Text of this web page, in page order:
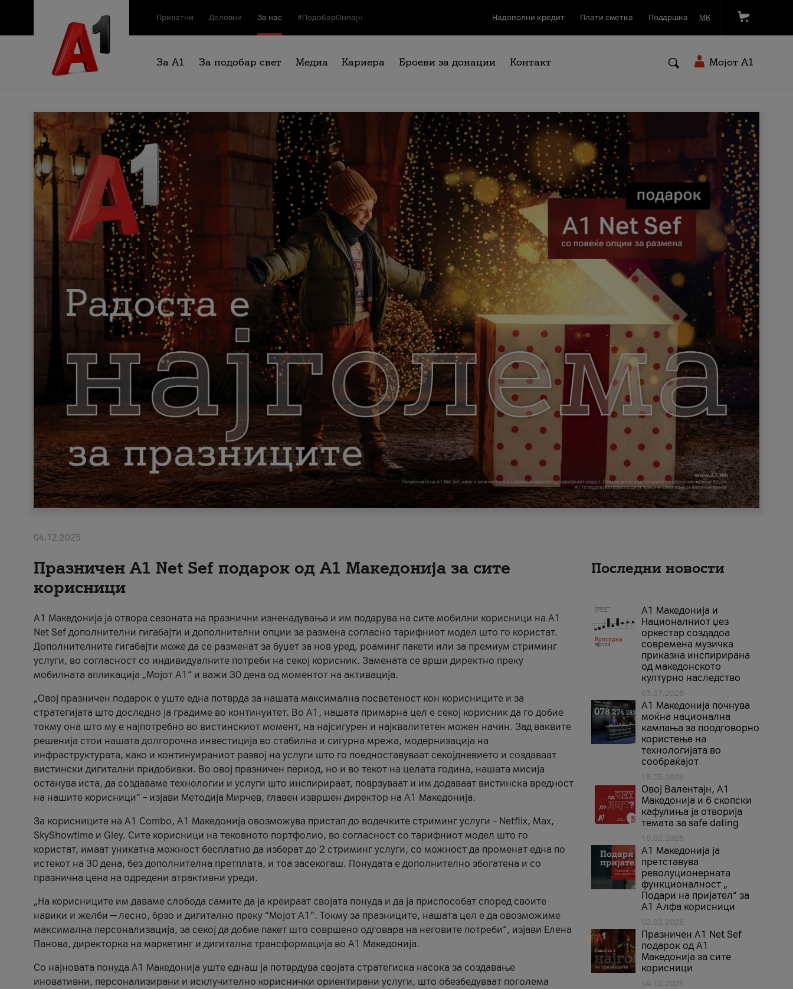
Приватни Деловни За нас #ПодобарОнлајн Надополни кредит Плати сметка Поддршка МК
За А1 За подобар свет Медиа Кариера Броеви за донации Контакт Мојот A1
04.12.2025
Празничен A1 Net Sеf подарок од А1 Македонија за сите
корисници
А1 Македонија ја отвора сезоната на празнични изненадувања и им подарува на сите мобилни корисници на A1
Net Sef дополнителни гигабајти и дополнителни опции за размена согласно тарифниот модел што го користат.
Дополнителните гигабајти може да се разменат за буџет за нов уред, роаминг пакети или за премиум стриминг
услуги, во согласност со индивидуалните потреби на секој корисник. Замената се врши директно преку
мобилната апликација „Мојот А1“ и важи 30 дена од моментот на активација.
„Овој празничен подарок е уште една потврда за нашата максимална посветеност кон корисниците и за
стратегијата што доследно ја градиме во континуитет. Во А1, нашата примарна цел е секој корисник да го добие
токму она што му е најпотребно во вистинскиот момент, на најсигурен и најквалитетен можен начин. Зад ваквите
решенија стои нашата долгорочна инвестиција во стабилна и сигурна мрежа, модернизација на
инфраструктурата, како и континуираниот развој на услуги што го поедноставуваат секојдневието и создаваат
вистински дигитални придобивки. Во овој празничен период, но и во текот на целата година, нашата мисија
останува иста, да создаваме технологии и услуги што инспирираат, поврзуваат и им додаваат вистинска вредност
на нашите корисници“ – изјави Методија Мирчев, главен извршен директор на А1 Македонија.
За корисниците на A1 Combo, А1 Македонија овозможува пристап до водечките стриминг услуги – Netflix, Max,
SkyShowtime и Gley. Сите корисници на тековното портфолио, во согласност со тарифниот модел што го
користат, имаат уникатна можност бесплатно да изберат до 2 стриминг услуги, со можност да променат една по
истекот на 30 дена, без дополнителна претплата, и тоа засекогаш. Понудата е дополнително збогатена и со
празнична цена на одредени атрактивни уреди.
„На корисниците им даваме слобода самите да ја креираат својата понуда и да ја приспособат според своите
навики и желби — лесно, брзо и дигитално преку “Мојот А1”. Токму за празниците, нашата цел е да овозможиме
максимална персонализација, за секој да добие пакет што совршено одговара на неговите потреби“, изјави Елена
Панова, директорка на маркетинг и дигитална трансформација во А1 Македонија.
Со најновата понуда А1 Македонија уште еднаш ја потврдува својата стратегиска насока за создавање
иновативни, персонализирани и исклучително кориснички ориентирани услуги, што обезбедуваат поголема
Последни новости
А1 Македонија и
Националниот џез
оркестар создадоа
современа музичка
приказна инспирирана
од македонското
културно наследство
03.07.2026
A1 Македонија почнува
моќна национална
кампања за поодговорно
користење на
технологијата во
сообраќајот
18.05.2026
Овој Валентајн, A1
Македонија и 6 скопски
кафулиња ја отворија
темата за safe dating
16.02.2026
А1 Македонија ја
претставува
револуционерната
функционалност „
Подари на пријател“ за
А1 Алфа корисници
02.02.2026
Празничен A1 Net Sеf
подарок од А1
Македонија за сите
корисници
04.12.2025